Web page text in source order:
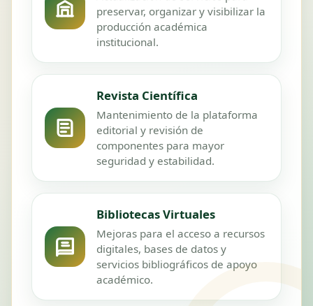
preservar, organizar y visibilizar la
producción académica
institucional.
Revista Científica
Mantenimiento de la plataforma
editorial y revisión de
componentes para mayor
seguridad y estabilidad.
Bibliotecas Virtuales
Mejoras para el acceso a recursos
digitales, bases de datos y
servicios bibliográficos de apoyo
académico.